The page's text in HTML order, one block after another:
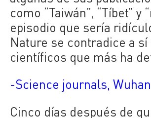
como “Taiwán”, “Tíbet”
episodio que sería
Nature se contradice a
científicos que más ha
-Science journals,
Cinco días después de